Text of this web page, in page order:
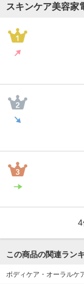
スキンケア美容家
この商品の関連ラン
ボディケア・オーラルケ